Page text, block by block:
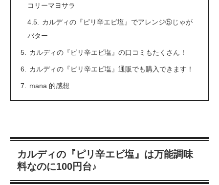
コリーマヨサラ
カルディの『ピリ辛エビ塩』でアレンジ⑤じゃが
バター
カルディの『ピリ辛エビ塩』の口コミもたくさん！
カルディの『ピリ辛エビ塩』通販でも購入できます！
mana 的感想
カルディの『ピリ辛エビ塩』は万能調味
料なのに100円台♪